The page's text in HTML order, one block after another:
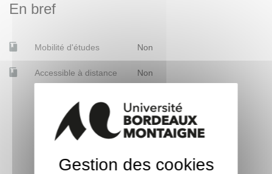
En bref
Mobilité d'études Non
Accessible à distance Non
Gestion des cookies